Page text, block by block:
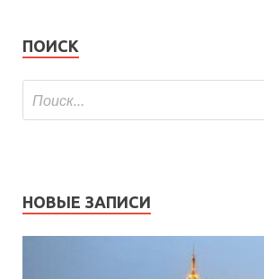
ПОИСК
НОВЫЕ ЗАПИСИ